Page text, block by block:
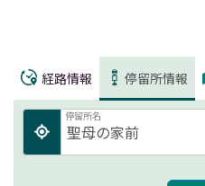
経路情報 停留所情報
停留所名